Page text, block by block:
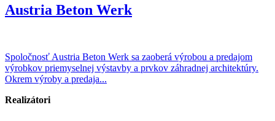
Austria Beton Werk
Spoločnosť Austria Beton Werk sa zaoberá výrobou a predajom
výrobkov priemyselnej výstavby a prvkov záhradnej architektúry.
Okrem výroby a predaja...
Realizátori